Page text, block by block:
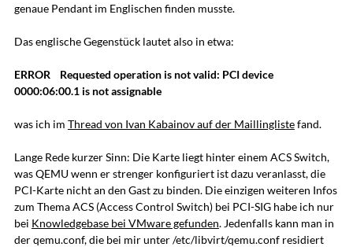
genaue Pendant im Englischen finden musste.
Das englische Gegenstück lautet also in etwa:
ERROR Requested operation is not valid: PCI device
0000:06:00.1 is not assignable
was ich im Thread von Ivan Kabainov auf der Maillinglistefand.
Lange Rede kurzer Sinn: Die Karte liegt hinter einem ACS Switch,
was QEMU wenn er strenger konfiguriert ist dazu veranlasst, die
PCI-Karte nicht an den Gast zu binden. Die einzigen weiteren Infos
zum Thema ACS (Access Control Switch) bei PCI-SIG habe ich nur
bei Knowledgebase bei VMware gefunden. Jedenfalls kann man in
der qemu.conf, die bei mir unter /etc/libvirt/qemu.conf residiert